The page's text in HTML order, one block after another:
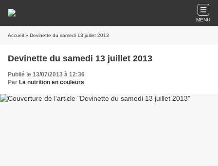
MENU
Accueil » Devinette du samedi 13 juillet 2013
Devinette du samedi 13 juillet 2013
Publié le 13/07/2013 à 12:36
Par La nutrition en couleurs